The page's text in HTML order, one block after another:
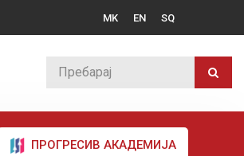
MK EN SQ
ПРОГРЕСИВ АКАДЕМИЈА